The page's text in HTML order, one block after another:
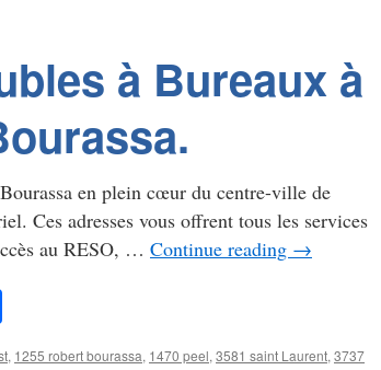
à Bureaux à
en plein cœur du centre-ville de
Ces adresses vous offrent tous les services
au RESO, … Continue reading →
, 1255 robert bourassa, 1470 peel,3581 saint Laurent,3737